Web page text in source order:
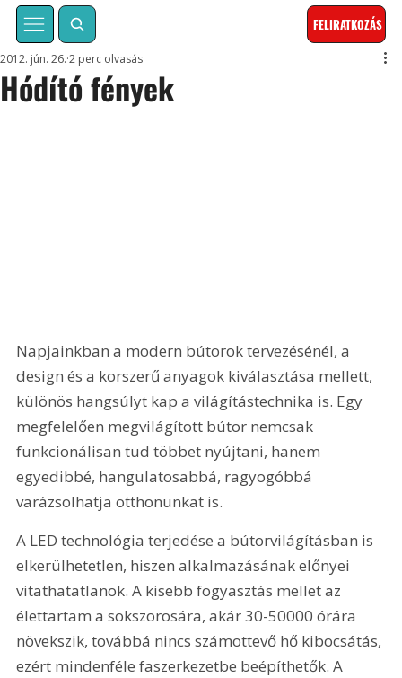
FELIRATKOZÁS
Hódító fények
2012. jún. 26. 2 perc olvasás
Napjainkban a modern bútorok tervezésénél, a
design és a korszerű anyagok kiválasztása mellett,
különös hangsúlyt kap a világítástechnika is. Egy
megfelelően megvilágított bútor nemcsak
funkcionálisan tud többet nyújtani, hanem
egyedibbé, hangulatosabbá, ragyogóbbá
varázsolhatja otthonunkat is.
A LED technológia terjedése a bútorvilágításban is
elkerülhetetlen, hiszen alkalmazásának előnyei
vitathatatlanok. A kisebb fogyasztás mellet az
élettartam a sokszorosára, akár 30-50000 órára
növekszik, továbbá nincs számottevő hő kibocsátás,
ezért mindenféle faszerkezetbe beépíthetők. A